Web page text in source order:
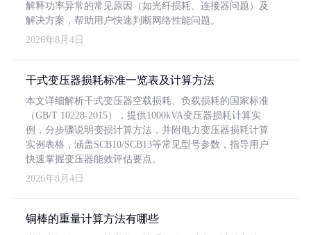
解释功率异常的常见原因（如光纤损耗、连接器问题）及
解决方案，帮助用户快速判断网络性能问题。
2026年8月4日
干式变压器损耗标准一览表及计算方法
本文详细解析干式变压器空载损耗、负载损耗的国家标准
（GB/T 10228-2015），提供1000kVA变压器损耗计算实
例，分步骤说明变损计算方法，并附电力变压器损耗计算
实例表格，涵盖SCB10/SCB13等常见型号参数，指导用户
快速掌握变压器能效评估要点。
2026年8月4日
铜棒的重量计算方法有哪些